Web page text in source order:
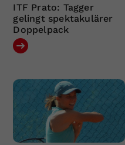
ITF Prato: Tagger
gelingt spektakulärer
Doppelpack